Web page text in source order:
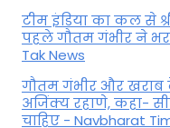
टीम इंडिया का कल से
पहले गौतम गंभीर ने भरा
Tak News
गौतम गंभीर और
अजिंक्य रहाणे, कहा-
चाहिए - Navbharat